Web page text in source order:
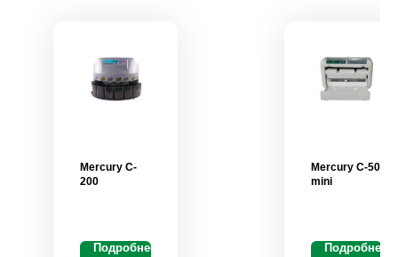
Mercury C-
200
Подробнее
Mercury C-50
mini
Подробнее